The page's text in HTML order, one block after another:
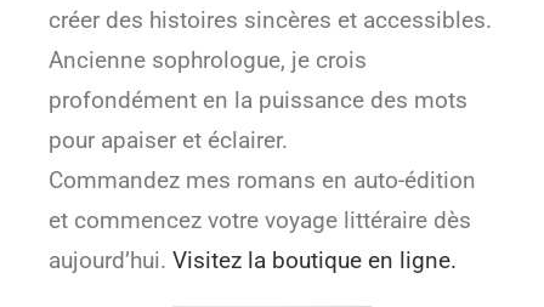
créer des histoires sincères et accessibles.
Ancienne sophrologue, je crois
profondément en la puissance des mots
pour apaiser et éclairer.
Commandez mes romans en auto-édition
et commencez votre voyage littéraire dès
aujourd’hui. Visitez la boutique en ligne.